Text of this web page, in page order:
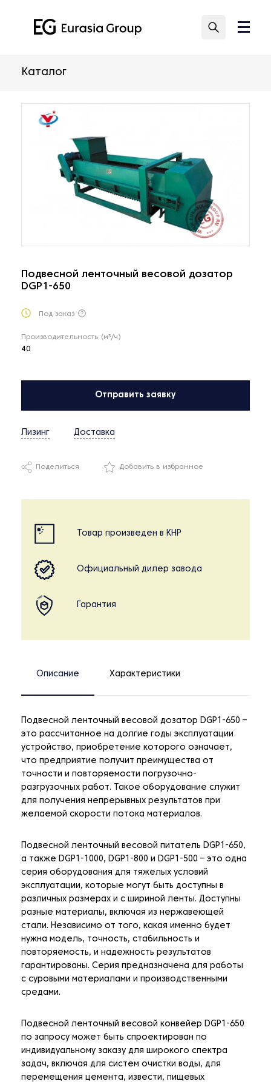
Каталог
Подвесной ленточный весовой дозатор
DGP1-650
Под заказ
Производительность (м³/ч)
40
Отправить заявку
Лизинг Доставка
Поделиться Добавить в избранное
Товар произведен в КНР
Официальный дилер завода
Гарантия
Описание Характеристики
Подвесной ленточный весовой дозатор DGP1-650 –
это рассчитанное на долгие годы эксплуатации
устройство, приобретение которого означает,
что предприятие получит преимущества от
точности и повторяемости погрузочно-
разгрузочных работ. Такое оборудование служит
для получения непрерывных результатов при
желаемой скорости потока материалов.
Подвесной ленточный весовой питатель DGP1-650,
а также DGP1-1000, DGP1-800 и DGP1-500 – это одна
серия оборудования для тяжелых условий
эксплуатации, которые могут быть доступны в
различных размерах и с шириной ленты. Доступны
разные материалы, включая из нержавеющей
стали. Независимо от того, какая именно будет
нужна модель, точность, стабильность и
повторяемость, и надежность результатов
гарантированы. Серия предназначена для работы
с суровыми материалами и производственными
средами.
Подвесной ленточный весовой конвейер DGP1-650
по запросу может быть спроектирован по
индивидуальному заказу для широкого спектра
задач, включая для систем очистки воды, для
перемещения цемента, извести, пищевых